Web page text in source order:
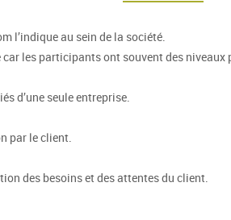
l’indique au sein de la société.
les participants ont souvent des niveaux
d’une seule entreprise.
par le client.
des besoins et des attentes du client.